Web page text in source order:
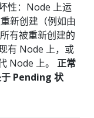
性：Node 上运
新创建（例如由
有被重新创建的
有 Node 上，或
Node 上。 正常
于 Pending 状